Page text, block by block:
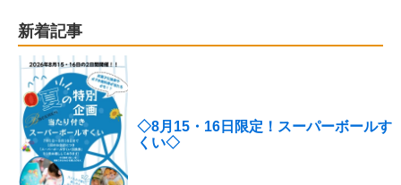
新着記事
◇8月15・16日限定！スーパーボールす
くい◇